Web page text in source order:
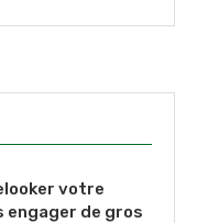
votre
engager de gros